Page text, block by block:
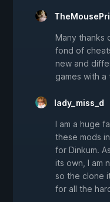
Many thanks
fond of
new and
games with a
lady_miss_d
I am a huge
these mods
for Dinkum.
its own, I am
so the clone
for all the